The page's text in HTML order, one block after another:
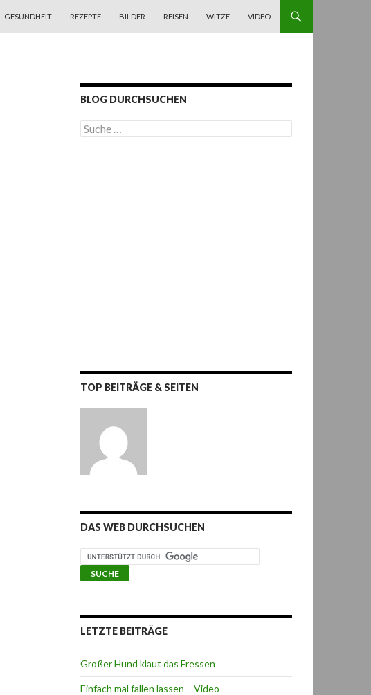
GESUNDHEIT REZEPTE BILDER REISEN WITZE VIDEO
BLOG DURCHSUCHEN
S
u
TOP BEITRÄGE & SEITEN
DAS WEB DURCHSUCHEN
LETZTE BEITRÄGE
Großer Hund klaut das Fressen
Einfach mal fallen lassen – Video